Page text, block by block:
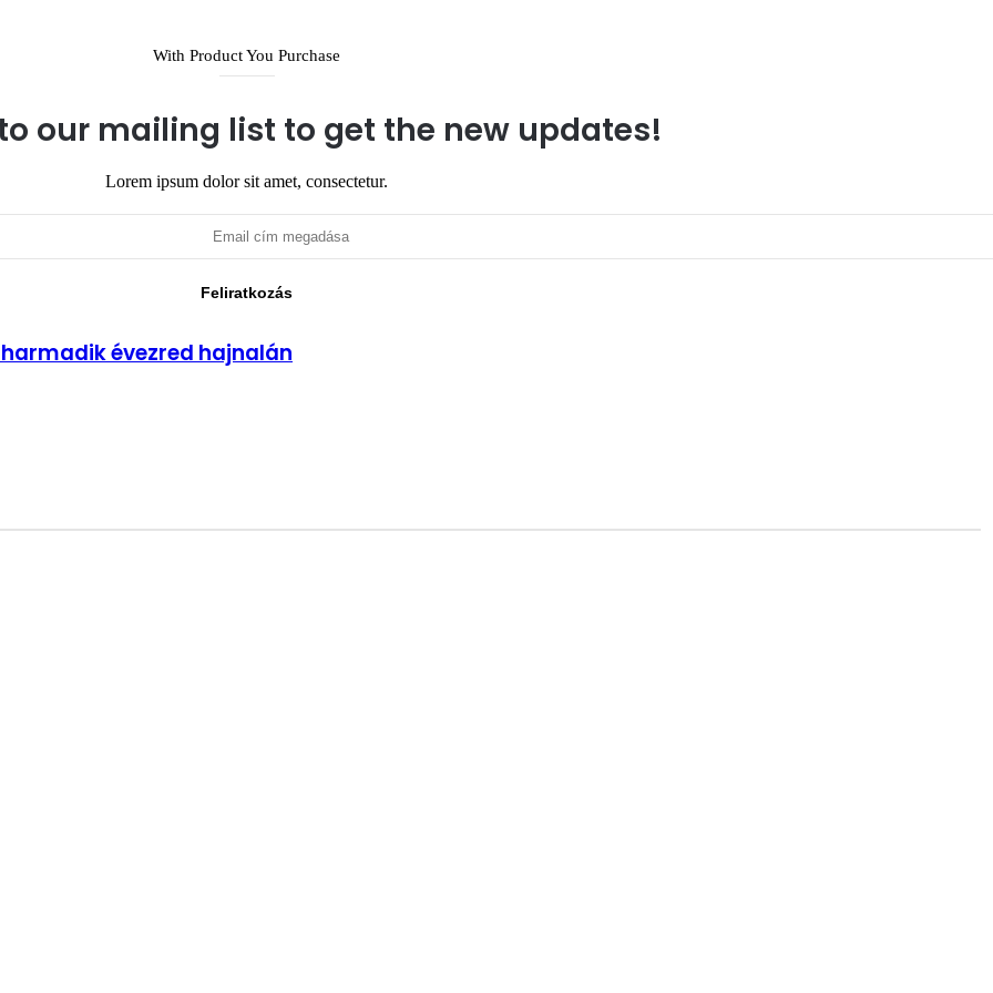
With Product You Purchase
our mailing list to get the new updates!
Lorem ipsum dolor sit amet, consectetur.
évezred hajnalán